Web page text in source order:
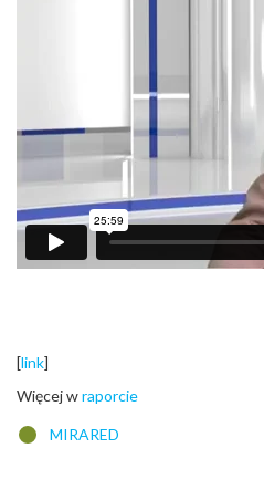
[link]
Więcej wraporcie
MIRARED